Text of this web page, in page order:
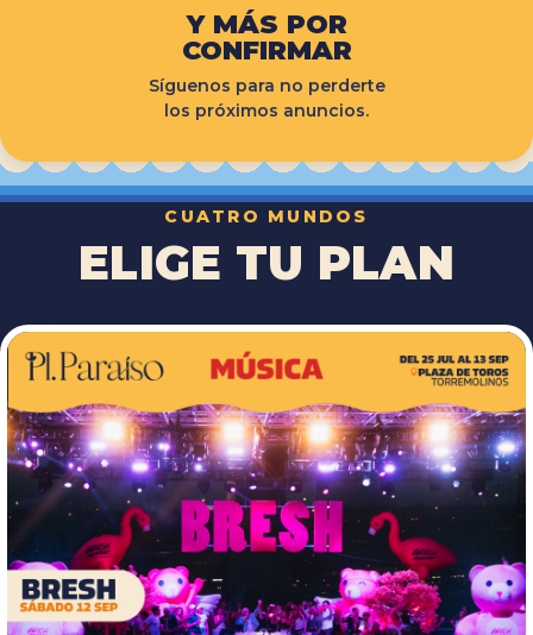
Y MÁS POR
CONFIRMAR
Síguenos para no perderte
los próximos anuncios.
CUATRO MUNDOS
ELIGE TU PLAN